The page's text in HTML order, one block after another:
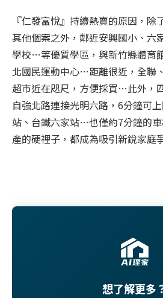
『仁發富悅』持續熱賣的原因，除
其他個案之外，鄰近安興國小、六
學校…等優質學區，與新竹縣體育
北國民運動中心…距離很近，全聯
超市近在咫尺，方便採買…此外，
自強北路連接光明六路，6分鐘可
站、台鐵六家站…也僅約7分鐘的
產的硬裡子，都成為吸引新銳家庭
想了解更多